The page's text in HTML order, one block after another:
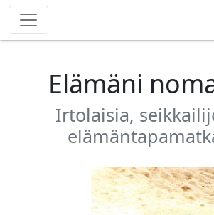
Elämäni
Irtolaisia,